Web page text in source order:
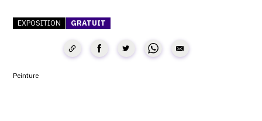
CONTACT
EXPOSITION GRATUIT
Peinture